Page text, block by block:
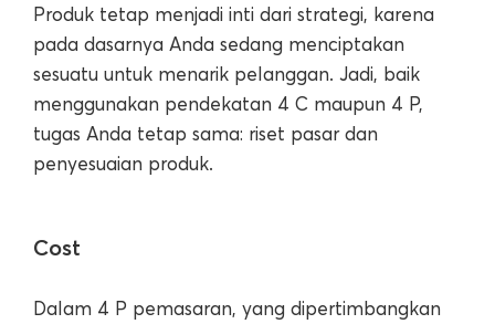
Produk tetap menjadi inti dari strategi, karena
pada dasarnya Anda sedang menciptakan
sesuatu untuk menarik pelanggan. Jadi, baik
menggunakan pendekatan 4 C maupun 4 P,
tugas Anda tetap sama: riset pasar dan
penyesuaian produk.
Cost
Dalam 4 P pemasaran, yang dipertimbangkan